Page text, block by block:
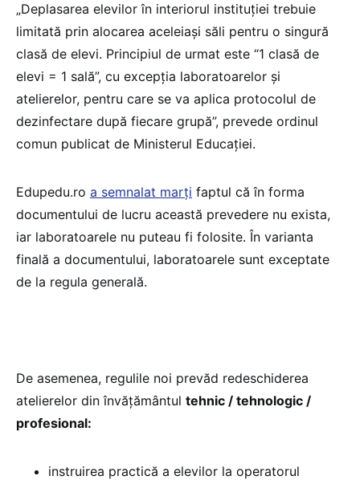
„Deplasarea elevilor în interiorul instituţiei trebuie
limitată prin alocarea aceleiaşi săli pentru o singură
clasă de elevi. Principiul de urmat este “1 clasă de
elevi = 1 sală”, cu excepția laboratoarelor și
atelierelor, pentru care se va aplica protocolul de
dezinfectare după fiecare grupă”, prevede ordinul
comun publicat de Ministerul Educației.
Edupedu.ro a semnalat marți faptul că în forma
documentului de lucru această prevedere nu exista,
iar laboratoarele nu puteau fi folosite. În varianta
finală a documentului, laboratoarele sunt exceptate
de la regula generală.
De asemenea, regulile noi prevăd redeschiderea
atelierelor din învățământul tehnic / tehnologic /
profesional:
instruirea practică a elevilor la operatorul